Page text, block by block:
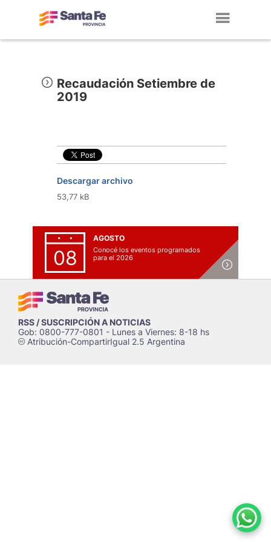
Recaudación Setiembre de
2019
Descargar archivo
53,77 kB
08
AGOSTO
Conocé los eventos programados
para el 2026
RSS / SUSCRIPCIÓN A NOTICIAS
Gob: 0800-777-0801 - Lunes a Viernes: 8-18 hs
cAtribución-CompartirIgual 2.5 Argentina